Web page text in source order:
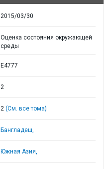
2015/03/30
Оценка состояния окружающей
среды
E4777
2
2 (См. все тома)
Бангладеш,
Южная Азия,